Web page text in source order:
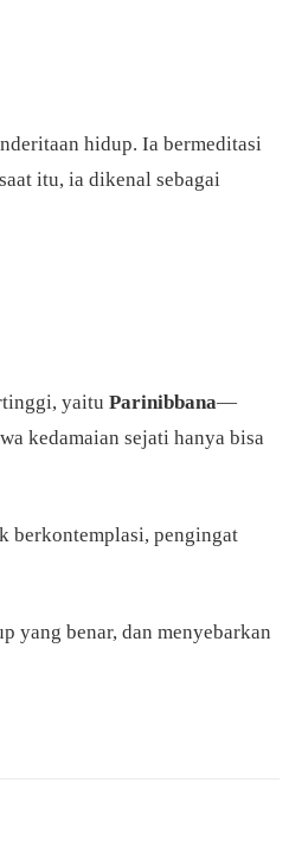
hidup. Ia bermeditasi
itu, ia dikenal sebagai
yaitu Parinibbana—
kedamaian sejati hanya bisa
berkontemplasi, pengingat
yang benar, dan menyebarkan